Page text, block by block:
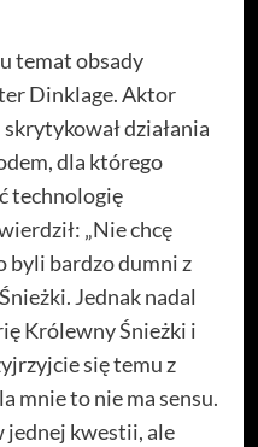
temat obsady
Dinklage. Aktor
działania
dla którego
technologię
„Nie chcę
byli bardzo dumni z
Jednak nadal
Królewny Śnieżki i
się temu z
mnie to nie ma sensu.
jednej kwestii, ale